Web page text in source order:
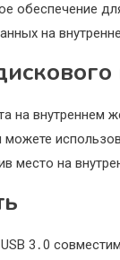
обеспечение
на
на внутреннем
место на
3․0